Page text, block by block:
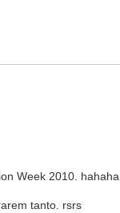
Week 2010. hahaha
tanto. rsrs